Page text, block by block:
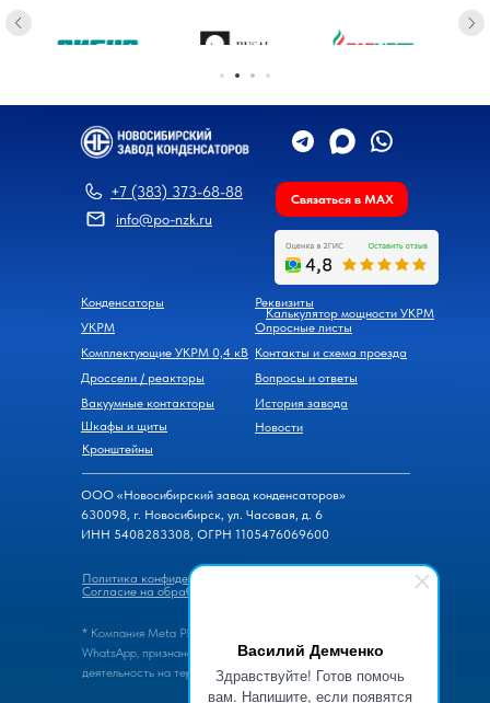
Василий Демченко
Здравствуйте! Готов помочь
вам. Напишите, если появятся
info@po-nzk.ru
Конденсаторы
УКРМ
Комплектующие УКРМ 0,4 кВ
Кронштейны
Шкафы и щиты
Вакуумные контакторы
Дроссели / реакторы
Реквизиты
Калькулятор мощности УКРМ
Опросные листы
Контакты и схема проезда
Вопросы и ответы
Новости
История завода
Согласие на обработку персональных данных
Политика конфиденциальности
* Компания Meta Platforms Inc., владеющая мессенжером
WhatsApp, признана экстремистской организацией, ее
деятельность на территории России запрещена.
ООО «Новосибирский завод конденсаторов»
630098, г. Новосибирск, ул. Часовая, д. 6
ИНН 5408283308, ОГРН 1105476069600
+7 (383) 373-68-88 Связаться в MAX